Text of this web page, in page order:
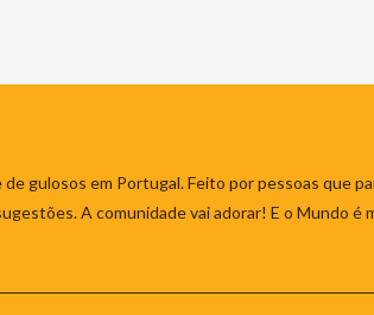
gulosos em Portugal. Feito por pessoas que
A comunidade vai adorar! E o Mundo é